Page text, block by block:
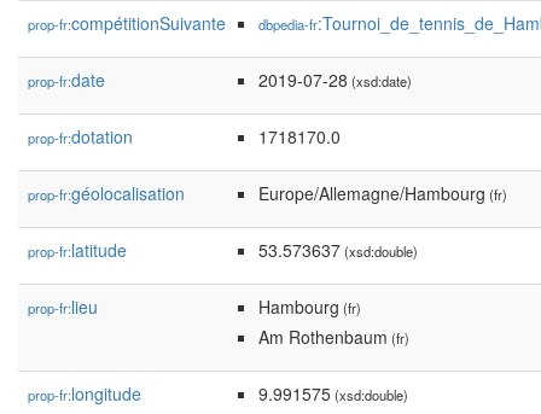
prop-fr:compétitionSuivante dbpedia-fr
prop-fr:date 2019-07-28 (xsd:date)
prop-fr:dotation 1718170.0
prop-fr:géolocalisation Europe/Allemagne/Hambourg (fr)
prop-fr:latitude 53.573637(xsd:double)
prop-fr:lieu Hambourg (fr)
Am Rothenbaum (fr)
prop-fr:longitude 9.991575(xsd:double)